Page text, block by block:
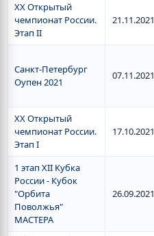
XX Открытый
чемпионат России.
Этап II
21.11.2021
Санкт-Петербург
Оупен 2021
07.11.2021
XX Открытый
чемпионат России.
Этап I
17.10.2021
1 этап XII Кубка
России - Кубок
"Орбита
Поволжья"
МАСТЕРА
26.09.2021